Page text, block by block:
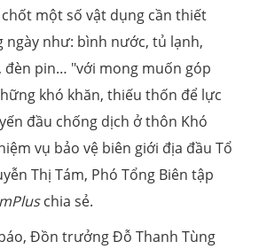
một số vật dụng cần thiết
ngày như: bình nước, tủ lạnh,
đèn pin… "với mong muốn góp
khó khăn, thiếu thốn để lực
đầu chống dịch ở thôn Khó
vụ bảo vệ biên giới địa đầu Tổ
Thị Tám, Phó Tổng Biên tập
chia sẻ.
Đồn trưởng Đỗ Thanh Tùng